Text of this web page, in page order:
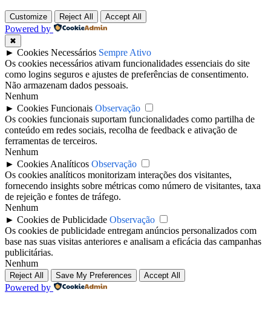
Customize Reject All Accept All
Powered by
✖
► Cookies Necessários Sempre Ativo
Os cookies necessários ativam funcionalidades essenciais do site
como logins seguros e ajustes de preferências de consentimento.
Não armazenam dados pessoais.
Nenhum
► Cookies Funcionais Observação
Os cookies funcionais suportam funcionalidades como partilha de
conteúdo em redes sociais, recolha de feedback e ativação de
ferramentas de terceiros.
Nenhum
► Cookies Analíticos Observação
Os cookies analíticos monitorizam interações dos visitantes,
fornecendo insights sobre métricas como número de visitantes, taxa
de rejeição e fontes de tráfego.
Nenhum
► Cookies de Publicidade Observação
Os cookies de publicidade entregam anúncios personalizados com
base nas suas visitas anteriores e analisam a eficácia das campanhas
publicitárias.
Nenhum
Reject All Save My Preferences Accept All
Powered by